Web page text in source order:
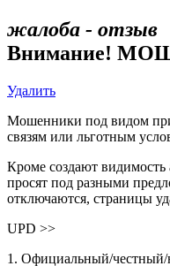
жалоба - отзыв
Внимание!
Удалить
Мошенники под видом
связям или льготным
Кроме создают видимость
просят под разными
отключаются, страницы
UPD >>
1. Официальный/честный/